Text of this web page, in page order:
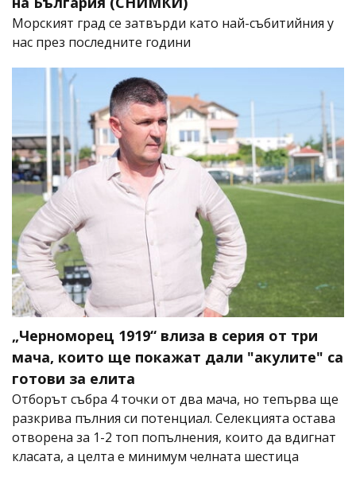
Морският град се затвърди като най-събитийния у
нас през последните години
„Черноморец 1919“ влиза в серия от три
мача, които ще покажат дали "акулите" са
готови за елита
Отборът събра 4 точки от два мача, но тепърва ще
разкрива пълния си потенциал. Селекцията остава
отворена за 1-2 топ попълнения, които да вдигнат
класата, а целта е минимум челната шестица